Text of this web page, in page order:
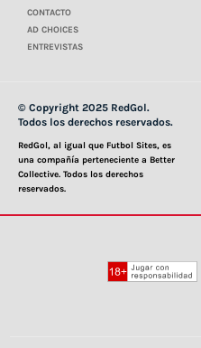
CONTACTO
AD CHOICES
ENTREVISTAS
© Copyright 2025 RedGol.
Todos los derechos reservados.
RedGol, al igual que Futbol Sites, es
una compañía perteneciente a Better
Collective. Todos los derechos
reservados.